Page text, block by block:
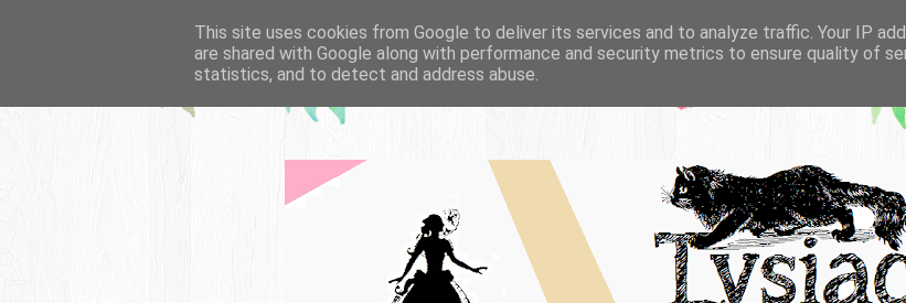
This site uses cookies from Google to deliver its services and to analyze traffic. Your IP
are shared with Google along with performance and security metrics to ensure quality of
statistics, and to detect and address abuse.